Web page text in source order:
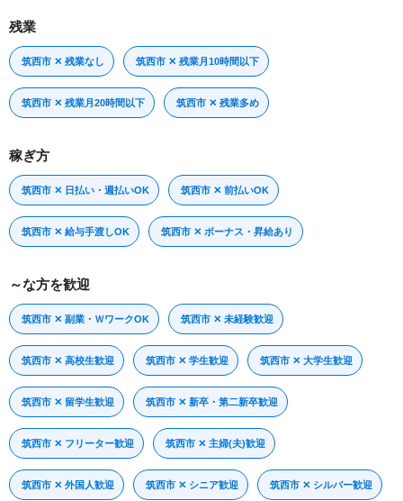
残業
筑西市 ✕ 残業なし 筑西市 ✕ 残業月10時間以下
筑西市 ✕ 残業月20時間以下 筑西市 ✕ 残業多め
稼ぎ方
筑西市 ✕ 日払い・週払いOK 筑西市 ✕ 前払いOK
筑西市 ✕ 給与手渡しOK 筑西市 ✕ ボーナス・昇給あり
～な方を歓迎
筑西市 ✕ 副業・ＷワークOK 筑西市 ✕ 未経験歓迎
筑西市 ✕ 高校生歓迎 筑西市 ✕ 学生歓迎 筑西市 ✕ 大学生歓迎
筑西市 ✕ 留学生歓迎 筑西市 ✕ 新卒・第二新卒歓迎
筑西市 ✕ フリーター歓迎 筑西市 ✕ 主婦(夫)歓迎
筑西市 ✕ 外国人歓迎 筑西市 ✕ シニア歓迎 筑西市 ✕ シルバー歓迎